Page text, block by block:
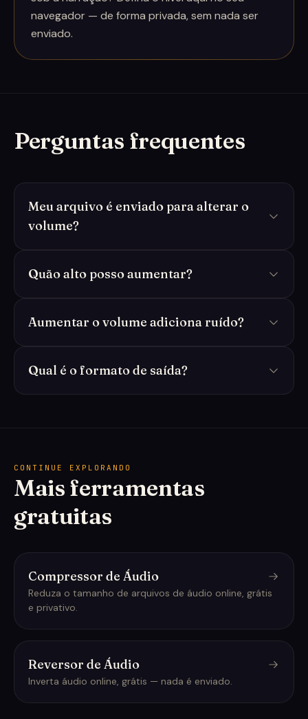
navegador — de forma privada, sem nada ser
enviado.
Perguntas frequentes
Meu arquivo é enviado para alterar o
volume?
Quão alto posso aumentar?
Aumentar o volume adiciona ruído?
Qual é o formato de saída?
CONTINUE EXPLORANDO
Mais ferramentas
gratuitas
Compressor de Áudio
Reduza o tamanho de arquivos de áudio online, grátis
e privativo.
Reversor de Áudio
Inverta áudio online, grátis — nada é enviado.